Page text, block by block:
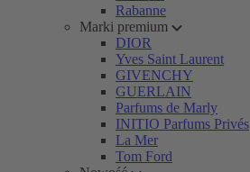
Rabanne
Marki premium
DIOR
Yves Saint Laurent
GIVENCHY
GUERLAIN
Parfums de Marly
INITIO Parfums Privés
La Mer
Tom Ford